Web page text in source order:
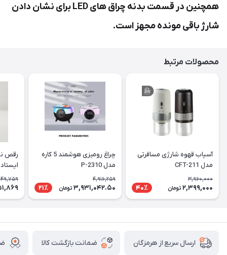
همچنین در قسمت بدنه چراق های LED برای نشان دادن
شارژ باقی مونده مجهز است.
محصولات مرتبط
آسیاب قهوه شارژی مسافرتی
مدل CFT-211
3,960,000
2,399,000 تومان 40٪
چراغ رومیزی هوشمند 5 کاره
مدل P-2310
4,916,259
3,931,042.50 تومان 21٪
رقص
ارسال سریع از هرمزگان ضمانت بازگشت کالا